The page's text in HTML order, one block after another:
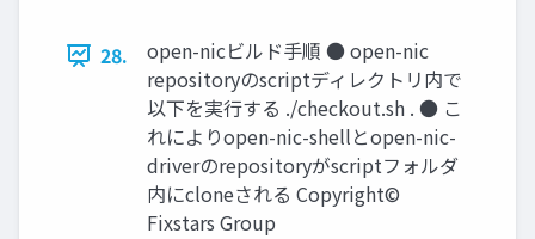
28.
open-nicビルド手順 ● open-nic
repositoryのscriptディレクトリ内で
以下を実行する ./checkout.sh . ● こ
れによりopen-nic-shellとopen-nic-
driverのrepositoryがscriptフォルダ
内にcloneされる Copyright©
Fixstars Group